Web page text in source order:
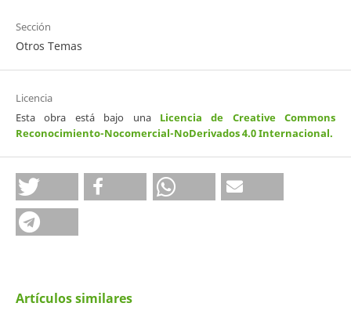
Sección
Otros Temas
Licencia
Esta obra está bajo una Licencia de Creative Commons
Reconocimiento-Nocomercial-NoDerivados 4.0 Internacional.
Artículos similares